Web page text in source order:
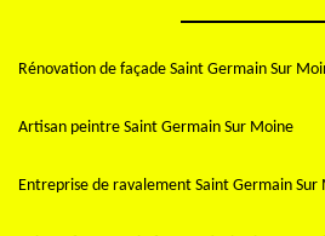
Rénovation de façade Saint Germain Sur
Artisan peintre Saint Germain Sur Moine
Entreprise de ravalement Saint Germain Sur